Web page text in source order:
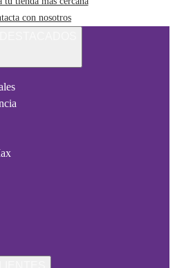
con nosotros